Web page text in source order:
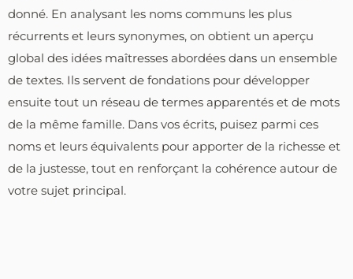
donné. En analysant les noms communs les plus
récurrents et leurs synonymes, on obtient un aperçu
global des idées maîtresses abordées dans un ensemble
de textes. Ils servent de fondations pour développer
ensuite tout un réseau de termes apparentés et de mots
de la même famille. Dans vos écrits, puisez parmi ces
noms et leurs équivalents pour apporter de la richesse et
de la justesse, tout en renforçant la cohérence autour de
votre sujet principal.